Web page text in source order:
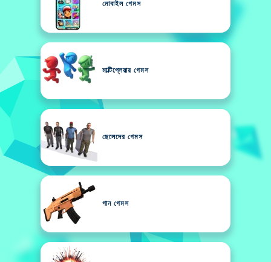
মোবাইল গেমস
মাল্টিপ্লেয়ার গেমস
ছেলেদের গেমস
গান গেমস